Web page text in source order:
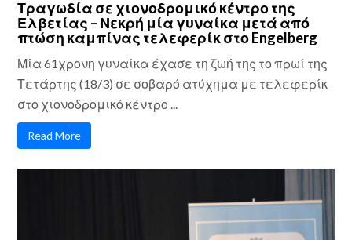
Τραγωδία σε χιονοδρομικό κέντρο της
Ελβετίας – Νεκρή μία γυναίκα μετά από
πτώση καμπίνας τελεφερίκ στο Engelberg
Μία 61χρονη γυναίκα έχασε τη ζωή της το πρωί της
Τετάρτης (18/3) σε σοβαρό ατύχημα με τελεφερίκ
στο χιονοδρομικό κέντρο ...
Read More